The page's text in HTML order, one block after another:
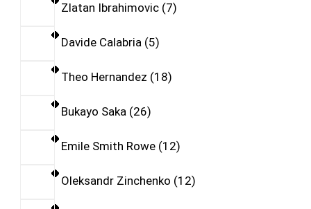
Zlatan Ibrahimovic 7
Davide Calabria 5
Theo Hernandez 18
Bukayo Saka 26
Emile Smith Rowe 12
Oleksandr Zinchenko 12